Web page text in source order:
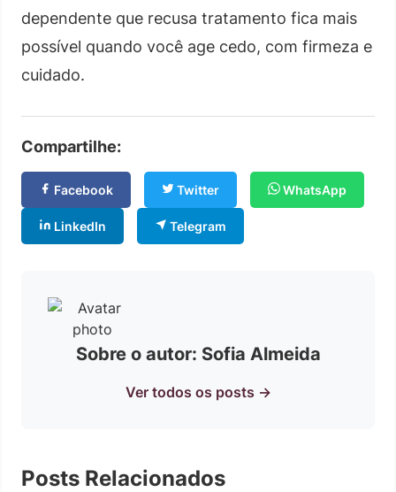
dependente que recusa tratamento fica mais
possível quando você age cedo, com firmeza e
cuidado.
Compartilhe:
Facebook Twitter WhatsApp
LinkedIn Telegram
Sobre o autor: Sofia Almeida
Ver todos os posts →
Posts Relacionados